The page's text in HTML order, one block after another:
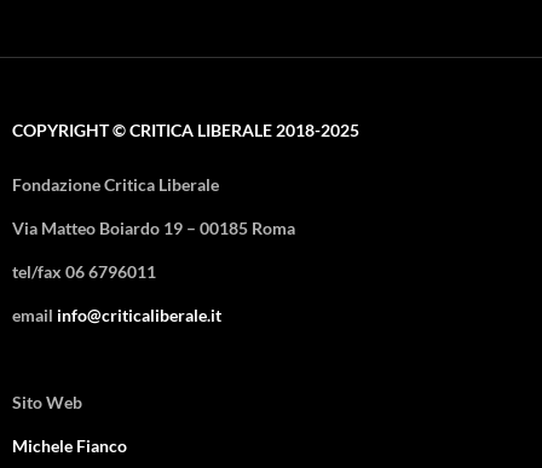
COPYRIGHT © CRITICA LIBERALE 2018-2025
Fondazione Critica Liberale
Via Matteo Boiardo 19 – 00185 Roma
tel/fax 06 6796011
email info@criticaliberale.it
Sito Web
Michele Fianco